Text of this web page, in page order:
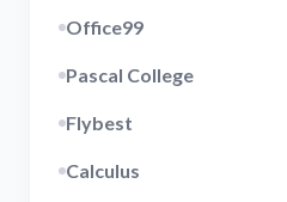
Office99
Pascal College
Flybest
Calculus